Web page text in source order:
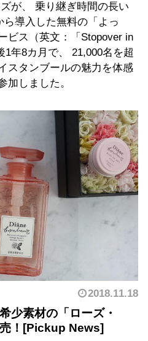
が、 乗り継ぎ時間の長い
導入した無料の「よっ
ビス（英文：「Stopover in
1年8カ月で、 21,000名を超
スタンブールの魅力を体感
加しました。
2018.11.18
少素材の「ローズ・
！